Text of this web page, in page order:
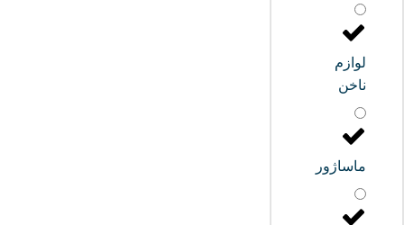
لوازم
ناخن
ماساژور